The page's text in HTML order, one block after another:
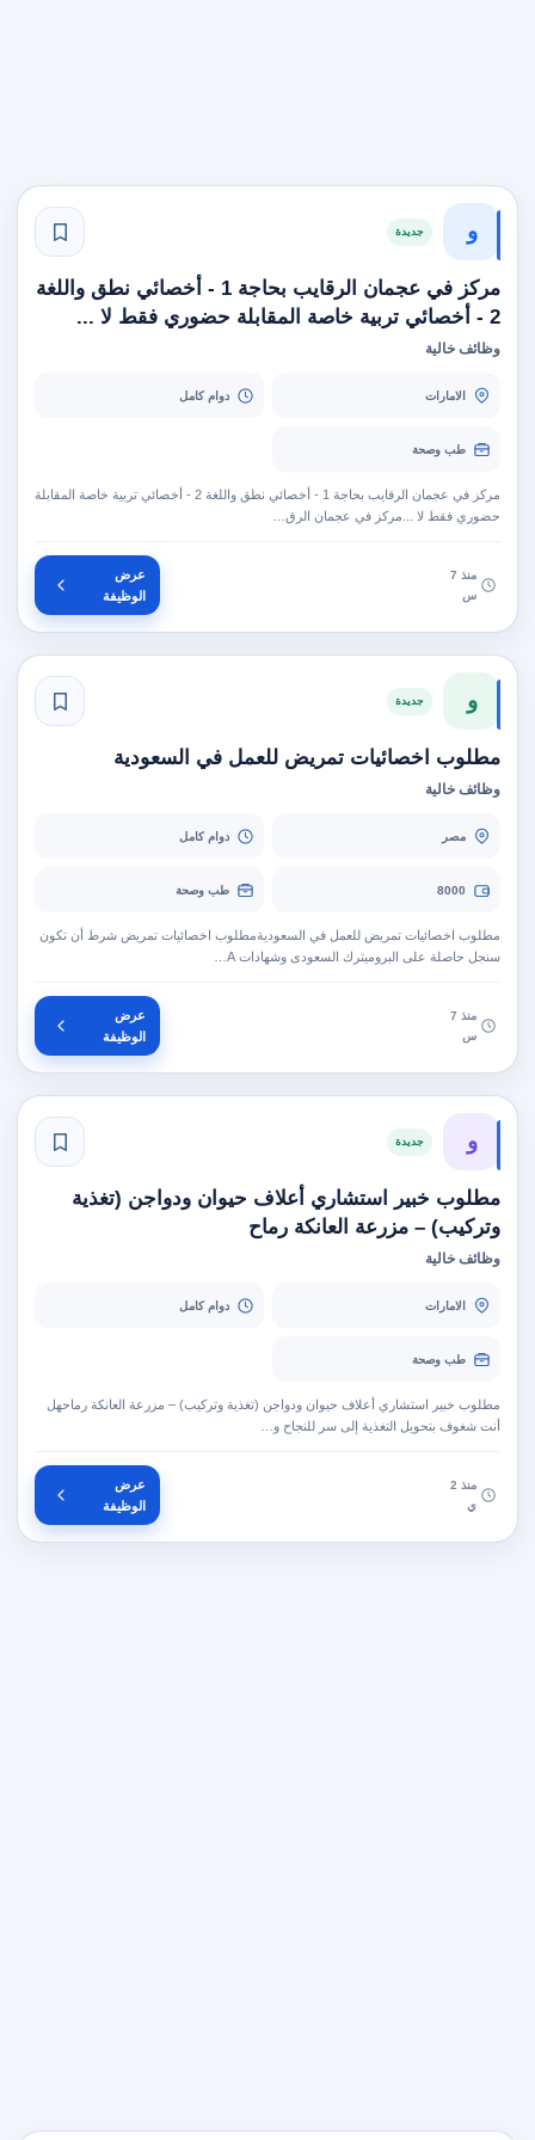
و جديدة
مركز في عجمان الرقايب بحاجة 1 - أخصائي نطق واللغة
2 - أخصائي تربية خاصة المقابلة حضوري فقط لا ...
وظائف خالية
الامارات دوام كامل
طب وصحة
مركز في عجمان الرقايب بحاجة 1 - أخصائي نطق واللغة 2 - أخصائي تربية خاصة المقابلة
حضوري فقط لا ...مركز في عجمان الرق…
منذ 7
س
عرض
الوظيفة
و جديدة
مطلوب اخصائيات تمريض للعمل في السعودية
وظائف خالية
مصر دوام كامل
8000 طب وصحة
مطلوب اخصائيات تمريض للعمل في السعودية‫مطلوب اخصائيات تمريض شرط أن تكون
سنجل حاصلة على البروميترك السعودى وشهادات A…
منذ 7
س
عرض
الوظيفة
و جديدة
مطلوب خبير استشاري أعلاف حيوان ودواجن (تغذية
وتركيب) – مزرعة العانكة رماح
وظائف خالية
الامارات دوام كامل
طب وصحة
مطلوب خبير استشاري أعلاف حيوان ودواجن (تغذية وتركيب) – مزرعة العانكة رماحهل
أنت شغوف بتحويل التغذية إلى سر للنجاح و…
منذ 2
ي
عرض
الوظيفة